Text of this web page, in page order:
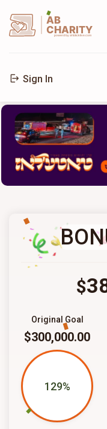
AB
CHARITY
powerd by ahblicklive.com
Sign In
$
Original Goal
$300,000.00
129%